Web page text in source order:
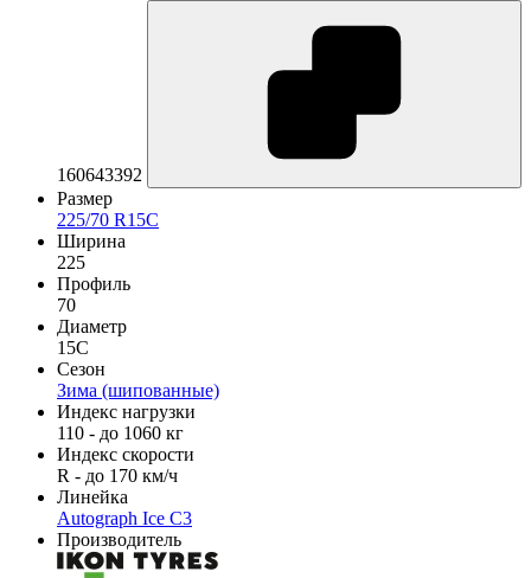
160643392
Размер
225/70 R15C
Ширина
225
Профиль
70
Диаметр
15C
Сезон
Зима (шипованные)
Индекс нагрузки
110 - до 1060 кг
Индекс скорости
R - до 170 км/ч
Линейка
Autograph Ice C3
Производитель